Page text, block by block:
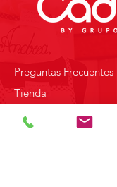
Preguntas Frecuentes
Tienda
Sobre Nosotros